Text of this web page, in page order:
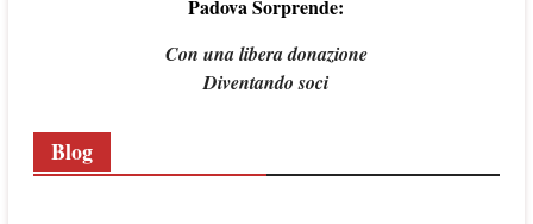
Padova Sorprende:
Con una libera donazione
Diventando soci
Blog